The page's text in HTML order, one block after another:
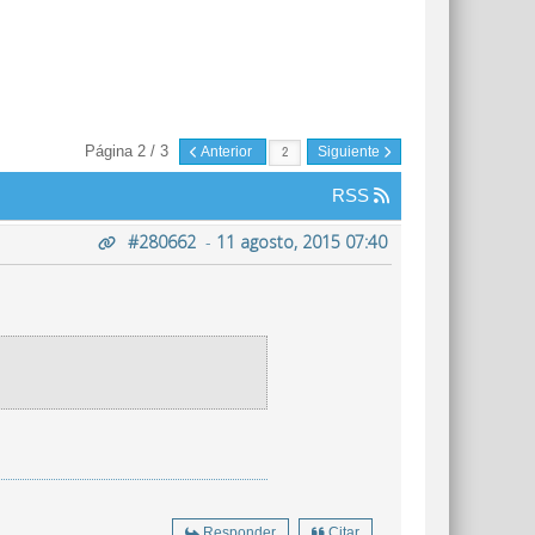
Página 2 / 3 Anterior Siguiente
RSS
#280662 - 11 agosto, 2015 07:40